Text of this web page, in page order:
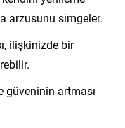
arzusunu simgeler.
ilişkinizde bir
güveninin artması